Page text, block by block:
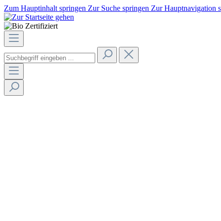
Zum Hauptinhalt springen Zur Suche springen Zur Hauptnavigation